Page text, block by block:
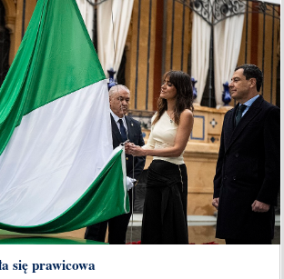
się prawicowa